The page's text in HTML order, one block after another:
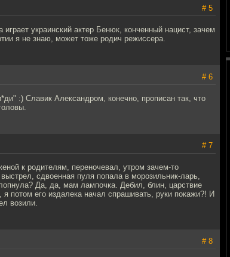
# 5
украинский актер Бенюк, конченный нацист, зачем
я не знаю, может тоже родич режиссера.
# 6
:) Славик Александром, конечно, прописан так, что
# 7
к родителям, переночевал, утром зачем-то
сдвоенная пуля попала в морозильник-ларь,
Да, да, мам лампочка. Дебил, блин, царствие
потом его издалека начал спрашивать, руки покажи?! И
возили.
# 8